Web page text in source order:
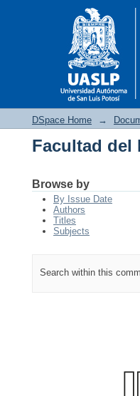
DSpace Home →
Facultad del
Browse by
By Issue Date
Authors
Titles
Subjects
Search within this